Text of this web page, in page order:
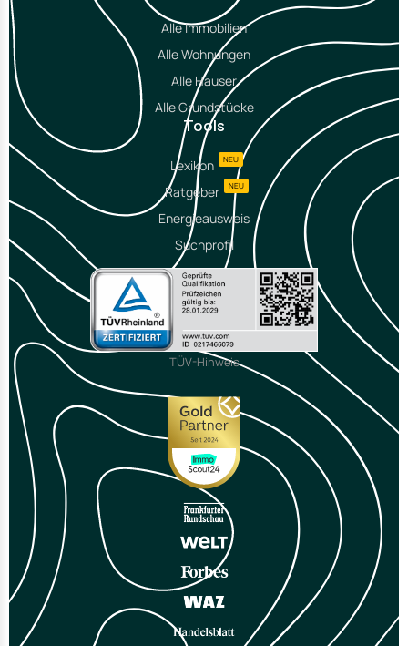
Alle Immobilien
Alle Wohnungen
Alle Häuser
Alle Grundstücke
Tools
Lexikon NEU
Ratgeber NEU
Energieausweis
Suchprofil
TÜV-Hinweis